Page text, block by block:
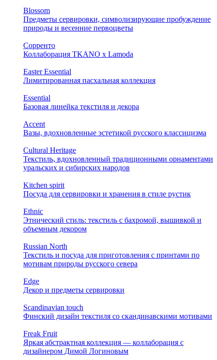
Blossom
Предметы сервировки, символизирующие пробуждение
природы и весенние первоцветы
Сорренто
Коллаборация TKANO х Lamoda
Easter Essential
Лимитированная пасхальная коллекция
Essential
Базовая линейка текстиля и декора
Accent
Вазы, вдохновленные эстетикой русского классицизма
Cultural Heritage
Текстиль, вдохновленный традиционными орнаментами
уральских и сибирских народов
Kitchen spirit
Посуда для сервировки и хранения в стиле рустик
Ethnic
Этнический стиль: текстиль с бахромой, вышивкой и
объемным декором
Russian North
Текстиль и посуда для приготовления с принтами по
мотивам природы русского севера
Edge
Декор и предметы сервировки
Scandinavian touch
Финский дизайн текстиля со скандинавскими мотивами
Freak Fruit
Яркая абстрактная коллекция — коллаборация с
дизайнером Димой Логиновым